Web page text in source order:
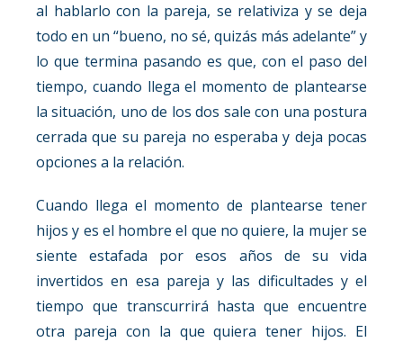
al hablarlo con la pareja, se relativiza y se deja
todo en un “bueno, no sé, quizás más adelante” y
lo que termina pasando es que, con el paso del
tiempo, cuando llega el momento de plantearse
la situación, uno de los dos sale con una postura
cerrada que su pareja no esperaba y deja pocas
opciones a la relación.
Cuando llega el momento de plantearse tener
hijos y es el hombre el que no quiere, la mujer se
siente estafada por esos años de su vida
invertidos en esa pareja y las dificultades y el
tiempo que transcurrirá hasta que encuentre
otra pareja con la que quiera tener hijos. El